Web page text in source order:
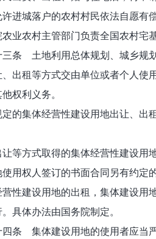
城落户的农村村民依法自愿有偿
农村主管部门负责全国农村宅
土地利用总体规划、城乡规划
、出租等方式交由单位或者个人
权利义务。
集体经营性建设用地出让、出租
方式取得的集体经营性建设用地
用权人签订的书面合同另有约定
建设用地的出租，集体建设用地
具体办法由国务院制定。
集体建设用地的使用者应当严